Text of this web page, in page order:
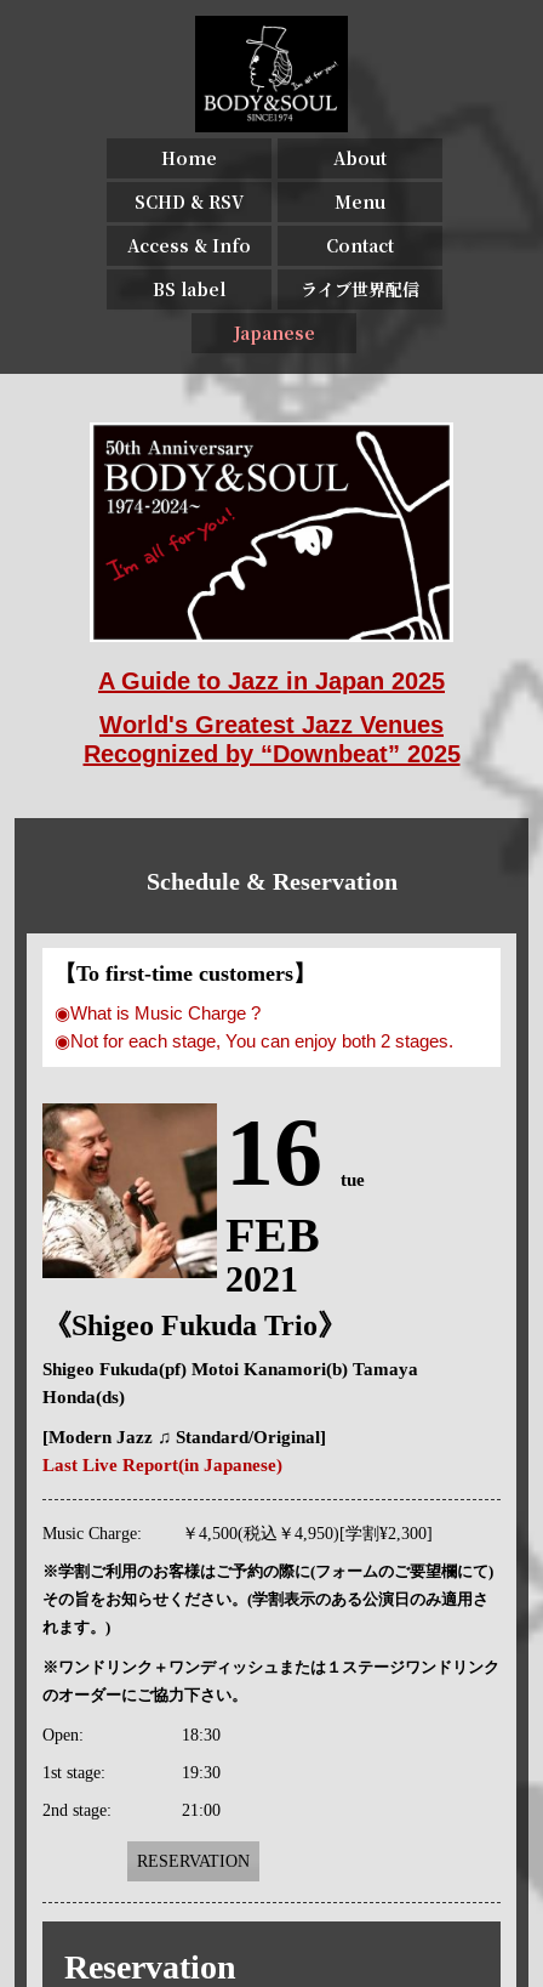
Home
About
SCHD & RSV
Menu
Access & Info
Contact
BS label
ライブ世界配信
Japanese
A Guide to Jazz in Japan 2025
World's Greatest Jazz Venues
Recognized by “Downbeat” 2025
Schedule & Reservation
【To first-time customers】
◉What is Music Charge ?
◉Not for each stage, You can enjoy both 2 stages.
16 tue
FEB
2021
《Shigeo Fukuda Trio》
Shigeo Fukuda(pf) Motoi Kanamori(b) Tamaya
Honda(ds)
[Modern Jazz ♫ Standard/Original]
Last Live Report(in Japanese)
Music Charge: ￥4,500(税込￥4,950)[学割¥2,300]
※学割ご利用のお客様はご予約の際に(フォームのご要望欄にて)
その旨をお知らせください。(学割表示のある公演日のみ適用さ
れます。)
※ワンドリンク＋ワンディッシュまたは１ステージワンドリンク
のオーダーにご協力下さい。
Open: 18:30
1st stage: 19:30
2nd stage: 21:00
RESERVATION
Reservation